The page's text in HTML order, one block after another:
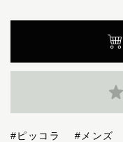
#ピッコラ #メンズ